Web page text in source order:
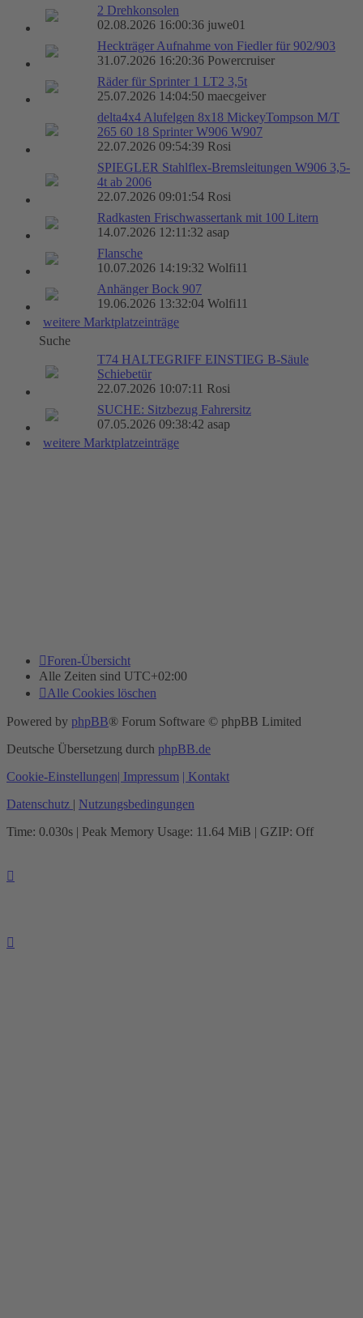
2 Drehkonsolen
02.08.2026 16:00:36 juwe01
Heckträger Aufnahme von Fiedler für 902/903
31.07.2026 16:20:36 Powercruiser
Räder für Sprinter 1 LT2 3,5t
25.07.2026 14:04:50 maecgeiver
delta4x4 Alufelgen 8x18 MickeyTompson M/T
265 60 18 Sprinter W906 W907
22.07.2026 09:54:39 Rosi
SPIEGLER Stahlflex-Bremsleitungen W906 3,5-
4t ab 2006
22.07.2026 09:01:54 Rosi
Radkasten Frischwassertank mit 100 Litern
14.07.2026 12:11:32 asap
Flansche
10.07.2026 14:19:32 Wolfi11
Anhänger Bock 907
19.06.2026 13:32:04 Wolfi11
weitere Marktplatzeinträge
Suche
T74 HALTEGRIFF EINSTIEG B-Säule
Schiebetür
22.07.2026 10:07:11 Rosi
SUCHE: Sitzbezug Fahrersitz
07.05.2026 09:38:42 asap
weitere Marktplatzeinträge
Foren-Übersicht
Alle Zeiten sind UTC+02:00
Alle Cookies löschen
Powered by phpBB® Forum Software © phpBB Limited
Deutsche Übersetzung durch phpBB.de
Cookie-Einstellungen| Impressum | Kontakt
Datenschutz | Nutzungsbedingungen
Time: 0.030s | Peak Memory Usage: 11.64 MiB | GZIP: Off